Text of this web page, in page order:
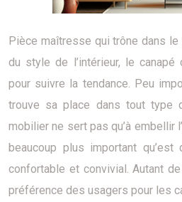
Pièce maîtresse qui trône dans
du style de l’intérieur, le canapé
pour suivre la tendance. Peu
trouve sa place dans tout type
mobilier ne sert pas qu’à embellir
beaucoup plus important
confortable et convivial. Autant
préférence des usagers pour les